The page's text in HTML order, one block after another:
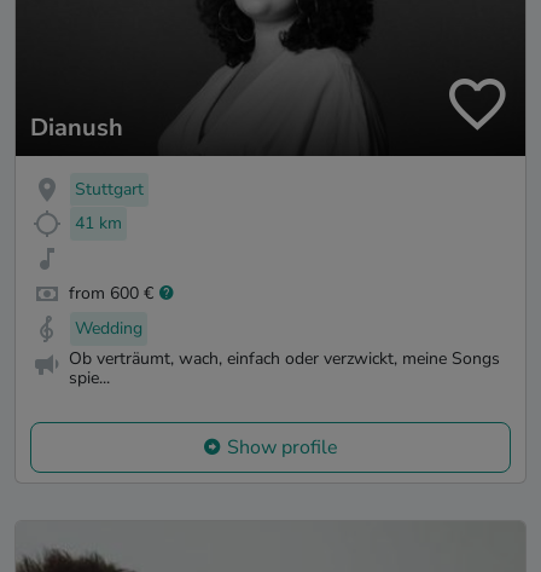
Dianush
Stuttgart
41 km
from 600 €
Wedding
Ob verträumt, wach, einfach oder verzwickt, meine Songs
spie...
Show profile